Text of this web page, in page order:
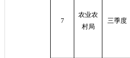
7
农业农
村局
三季度